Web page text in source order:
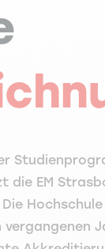
die EM
vergangenen